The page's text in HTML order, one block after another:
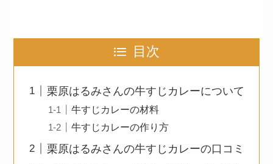
目次
栗原はるみさんの牛すじカレーについて
牛すじカレーの材料
牛すじカレーの作り方
栗原はるみさんの牛すじカレーの口コミ